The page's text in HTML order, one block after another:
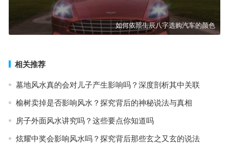
如何依照生辰八字选购汽车的颜色
相关推荐
墓地风水真的会对儿子产生影响吗？深度剖析其中关联
榆树卖掉是否影响风水？探究背后的神秘说法与真相
房子外面风水讲究吗？这些要点你知道吗
炫耀中奖会影响风水吗？探究背后那些玄之又玄的说法